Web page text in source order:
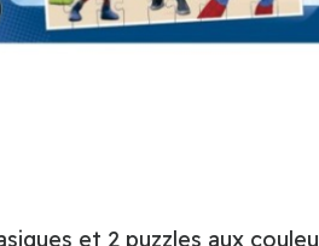
et 2 puzzles aux